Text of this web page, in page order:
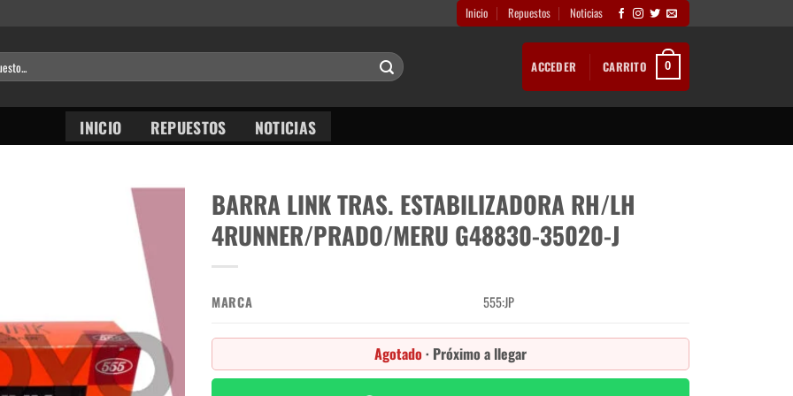
Inicio Repuestos Noticias
ACCEDER CARRITO 0
INICIO REPUESTOS NOTICIAS
BARRA LINK TRAS. ESTABILIZADORA RH/LH
4RUNNER/PRADO/MERU G48830-35020-J
MARCA 555:JP
Agotado · Próximo a llegar